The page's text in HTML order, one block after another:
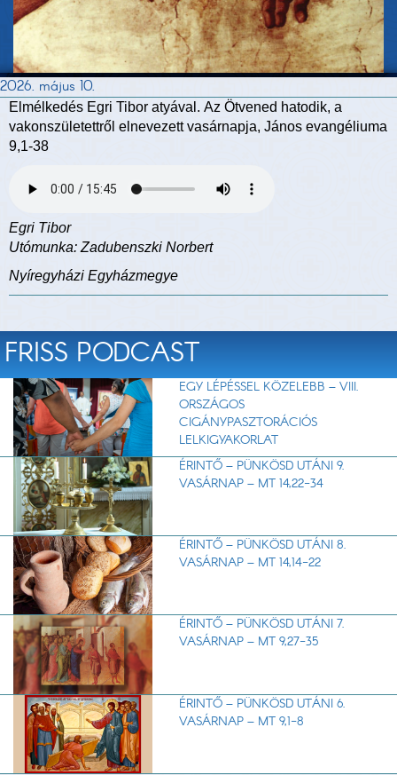
2026. május 10.
Elmélkedés Egri Tibor atyával. Az Ötvened hatodik, a
vakonszületettről elnevezett vasárnapja, János evangéliuma
9,1-38
Egri Tibor
Utómunka: Zadubenszki Norbert
Nyíregyházi Egyházmegye
FRISS PODCAST
EGY LÉPÉSSEL KÖZELEBB – VIII.
ORSZÁGOS
CIGÁNYPASZTORÁCIÓS
LELKIGYAKORLAT
ÉRINTŐ – PÜNKÖSD UTÁNI 9.
VASÁRNAP – MT 14,22-34
ÉRINTŐ – PÜNKÖSD UTÁNI 8.
VASÁRNAP – MT 14,14-22
ÉRINTŐ – PÜNKÖSD UTÁNI 7.
VASÁRNAP – MT 9,27-35
ÉRINTŐ – PÜNKÖSD UTÁNI 6.
VASÁRNAP – MT 9,1-8